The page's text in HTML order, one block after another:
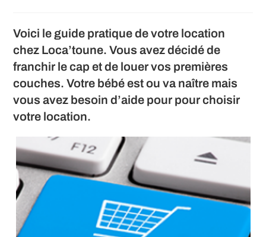
publication :
Voici le guide pratique de votre location
chez Loca’toune. Vous avez décidé de
franchir le cap et de louer vos premières
couches. Votre bébé est ou va naître mais
vous avez besoin d’aide pour pour choisir
votre location.